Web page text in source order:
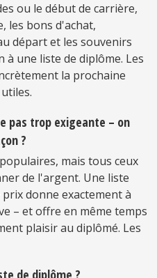
ou le début de carrière,
les bons d'achat,
départ et les souvenirs
une liste de diplôme. Les
la prochaine
pas trop exigeante – on
?
mais tous ceux
de l'argent. Une liste
donne exactement à
– et offre en même temps
plaisir au diplômé. Les